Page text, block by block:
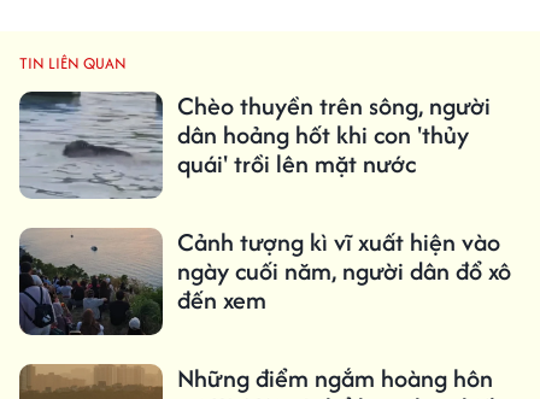
TIN LIÊN QUAN
Chèo thuyền trên sông, người
dân hoảng hốt khi con 'thủy
quái' trồi lên mặt nước
Cảnh tượng kì vĩ xuất hiện vào
ngày cuối năm, người dân đổ xô
đến xem
Những điểm ngắm hoàng hôn